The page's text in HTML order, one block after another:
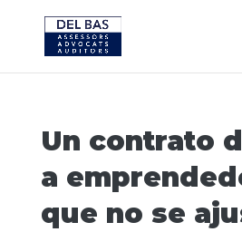
Un contrato
a
que no se